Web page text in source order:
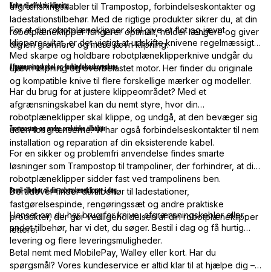
afgrænsningskabler til Trampostop, forbindelseskontakter og
ladestationstilbehør. Med de rigtige produkter sikrer du, at din
robotplæneklipper fungerer optimalt, holder længere og giver
dig en grønnere og mere jævn klipning.
Knive til effektiv klipning
For at din robotplæneklipper skal give et flot og jævnt
klipperesultat, er det vigtigt at udskifte knivene regelmæssigt.
Med skarpe og holdbare robotplæneklipperknive undgår du
ujævn klipning og overbelastet motor. Her finder du originale
og kompatible knive til flere forskellige mærker og modeller.
Afgrænsningskabel og forbindelseskontakter
Har du brug for at justere klippeområdet? Med et
afgrænsningskabel kan du nemt styre, hvor din
robotplæneklipper skal klippe, og undgå, at den bevæger sig
uden for grænserne. Vi har også forbindelseskontakter til nem
installation og reparation af din eksisterende kabel.
Trampostop og andre praktiske tilbehør
For en sikker og problemfri anvendelse findes smarte
løsninger som Trampostop til trampoliner, der forhindrer, at din
robotplæneklipper sidder fast ved trampolinens ben.
Derudover finder du tilbehør til ladestationer,
fastgørelsespinde, rengøringssæt og andre praktiske
produkter, der gør vedligeholdelsen af din robotplæneklipper
lettere.
Bestil tilbehør til din robotplæneklipper i dag
Uanset om du har brug for knive, afgrænsningskabler eller
andet tilbehør, har vi det, du søger. Bestil i dag og få hurtig
levering og flere leveringsmuligheder.
Betal nemt med MobilePay, Walley eller kort. Har du
spørgsmål? Vores kundeservice er altid klar til at hjælpe dig –